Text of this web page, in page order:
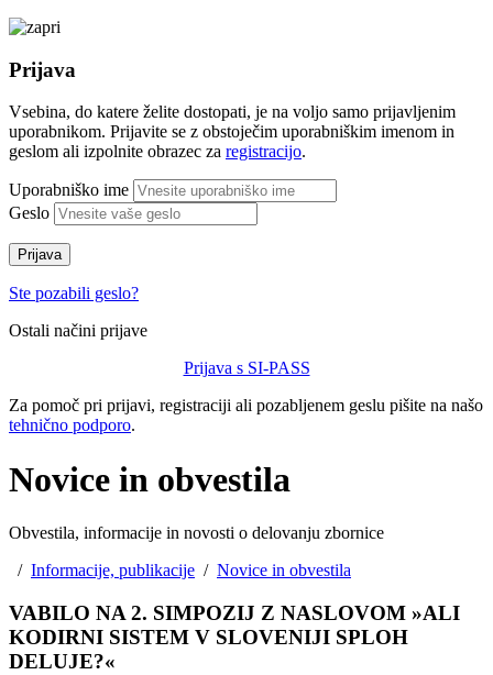
Prijava
Vsebina, do katere želite dostopati, je na voljo samo prijavljenim
uporabnikom. Prijavite se z obstoječim uporabniškim imenom in
geslom ali izpolnite obrazec za registracijo.
Uporabniško ime
Geslo
Prijava
Ste pozabili geslo?
Ostali načini prijave
Prijava s SI-PASS
Za pomoč pri prijavi, registraciji ali pozabljenem geslu pišite na našo
tehnično podporo.
Novice in obvestila
Obvestila, informacije in novosti o delovanju zbornice
/ Informacije, publikacije / Novice in obvestila
VABILO NA 2. SIMPOZIJ Z NASLOVOM »ALI
KODIRNI SISTEM V SLOVENIJI SPLOH
DELUJE?«